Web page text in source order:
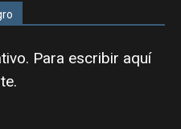
Para escribir aquí
.